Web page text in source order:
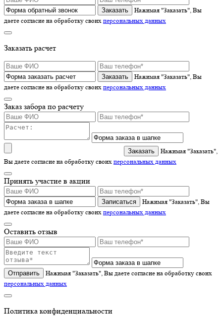
Нажимая "Заказать", Вы
даете согласие на обработку своих персональных данных
Заказать расчет
Нажимая "Заказать", Вы
даете согласие на обработку своих персональных данных
Заказ забора по расчету
Нажимая "Заказать",
Вы даете согласие на обработку своих персональных данных
Принять участие в акции
Записаться
Нажимая "Заказать", Вы
даете согласие на обработку своих персональных данных
Оставить отзыв
Отправить
Нажимая "Заказать", Вы даете согласие на обработку своих
персональных данных
Политика конфиденциальности